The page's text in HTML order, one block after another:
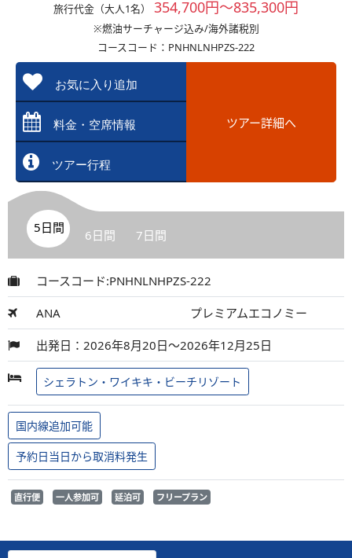
旅行代金（大人1名） 354,700円～835,300円
※燃油サーチャージ込み/海外諸税別
コースコード：PNHNLNHPZS-222
お気に入り追加
料金・空席情報
ツアー行程
ツアー詳細へ
5日間 6日間 7日間
コースコード:PNHNLNHPZS-222
ANA プレミアムエコノミー
出発日：2026年8月20日～2026年12月25日
シェラトン・ワイキキ・ビーチリゾート
国内線追加可能
予約日当日から取消料発生
直行便 一人参加可 延泊可 フリープラン